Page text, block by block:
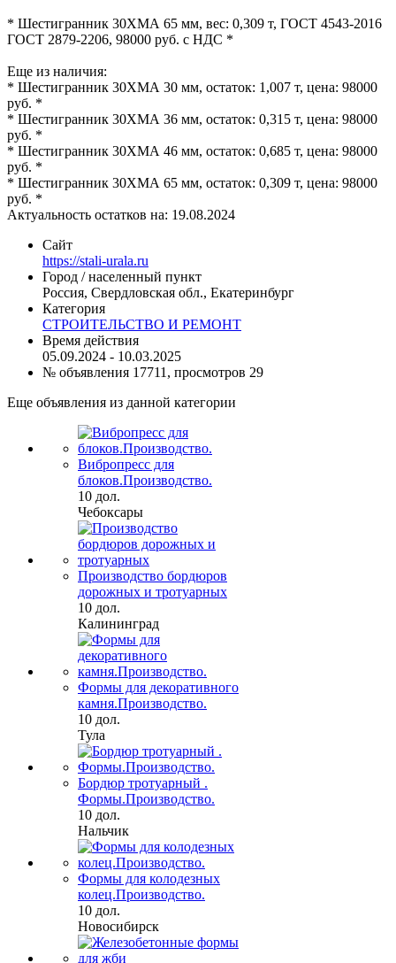
* Шестигранник 30ХМА 65 мм, вес: 0,309 т, ГОСТ 4543-2016
ГОСТ 2879-2206, 98000 руб. с НДС *
Еще из наличия:
* Шестигранник 30ХМА 30 мм, остаток: 1,007 т, цена: 98000
руб. *
* Шестигранник 30ХМА 36 мм, остаток: 0,315 т, цена: 98000
руб. *
* Шестигранник 30ХМА 46 мм, остаток: 0,685 т, цена: 98000
руб. *
* Шестигранник 30ХМА 65 мм, остаток: 0,309 т, цена: 98000
руб. *
Актуальность остатков на: 19.08.2024
Сайт
https://stali-urala.ru
Город / населенный пункт
Россия, Свердловская обл., Екатеринбург
Категория
СТРОИТЕЛЬСТВО И РЕМОНТ
Время действия
05.09.2024 - 10.03.2025
№ объявления 17711, просмотров 29
Еще объявления из данной категории
Вибропресс для
блоков.Производство.
10 дол.
Чебоксары
Производство бордюров
дорожных и тротуарных
10 дол.
Калининград
Формы для декоративного
камня.Производство.
10 дол.
Тула
Бордюр тротуарный .
Формы.Производство.
10 дол.
Нальчик
Формы для колодезных
колец.Производство.
10 дол.
Новосибирск